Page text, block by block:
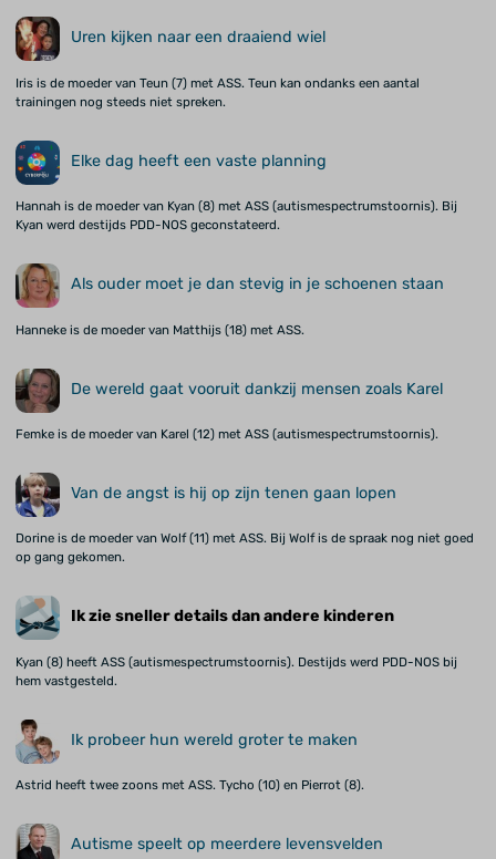
Uren kijken naar een draaiend wiel
Iris is de moeder van Teun (7) met ASS. Teun kan ondanks een aantal
trainingen nog steeds niet spreken.
Elke dag heeft een vaste planning
Hannah is de moeder van Kyan (8) met ASS (autismespectrumstoornis). Bij
Kyan werd destijds PDD-NOS geconstateerd.
Als ouder moet je dan stevig in je schoenen staan
Hanneke is de moeder van Matthijs (18) met ASS.
De wereld gaat vooruit dankzij mensen zoals Karel
Femke is de moeder van Karel (12) met ASS (autismespectrumstoornis).
Van de angst is hij op zijn tenen gaan lopen
Dorine is de moeder van Wolf (11) met ASS. Bij Wolf is de spraak nog niet goed
op gang gekomen.
Ik zie sneller details dan andere kinderen
Kyan (8) heeft ASS (autismespectrumstoornis). Destijds werd PDD-NOS bij
hem vastgesteld.
Ik probeer hun wereld groter te maken
Astrid heeft twee zoons met ASS. Tycho (10) en Pierrot (8).
Autisme speelt op meerdere levensvelden